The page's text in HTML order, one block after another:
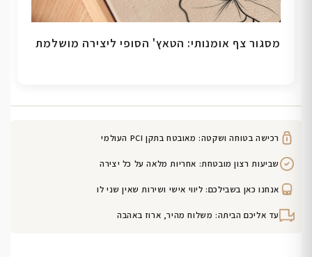
מסגור צף אומנותי: הטאץ' הסופי ליצירה מושלמת
רכישה בטוחה ושקטה: מאובטח בתקן PCI העולמי
שביעות רצון מובטחת: אחריות מלאה על כל יצירה
אנחנו כאן בשבילכם: ליווי אישי ושירות שאין שני לו
עד אליכם הביתה: משלוח מהיר, ארוז באהבה